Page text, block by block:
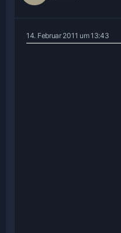
14. Februar 2011 um 13:43